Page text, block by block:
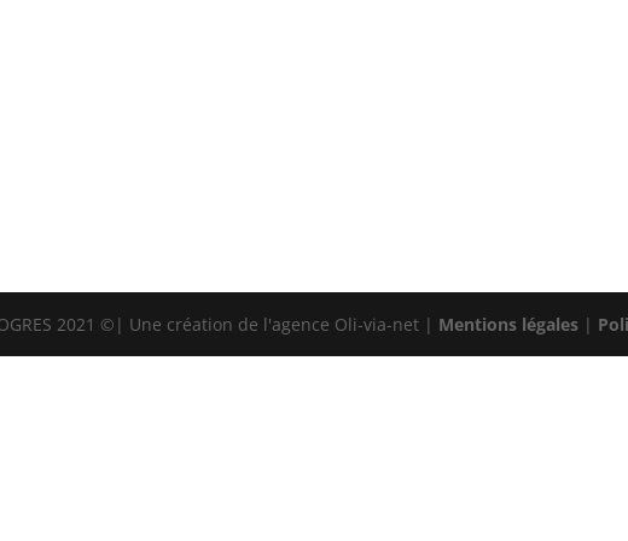
2021 ©| Une création de l'agence Oli-via-net | Mentions légales |